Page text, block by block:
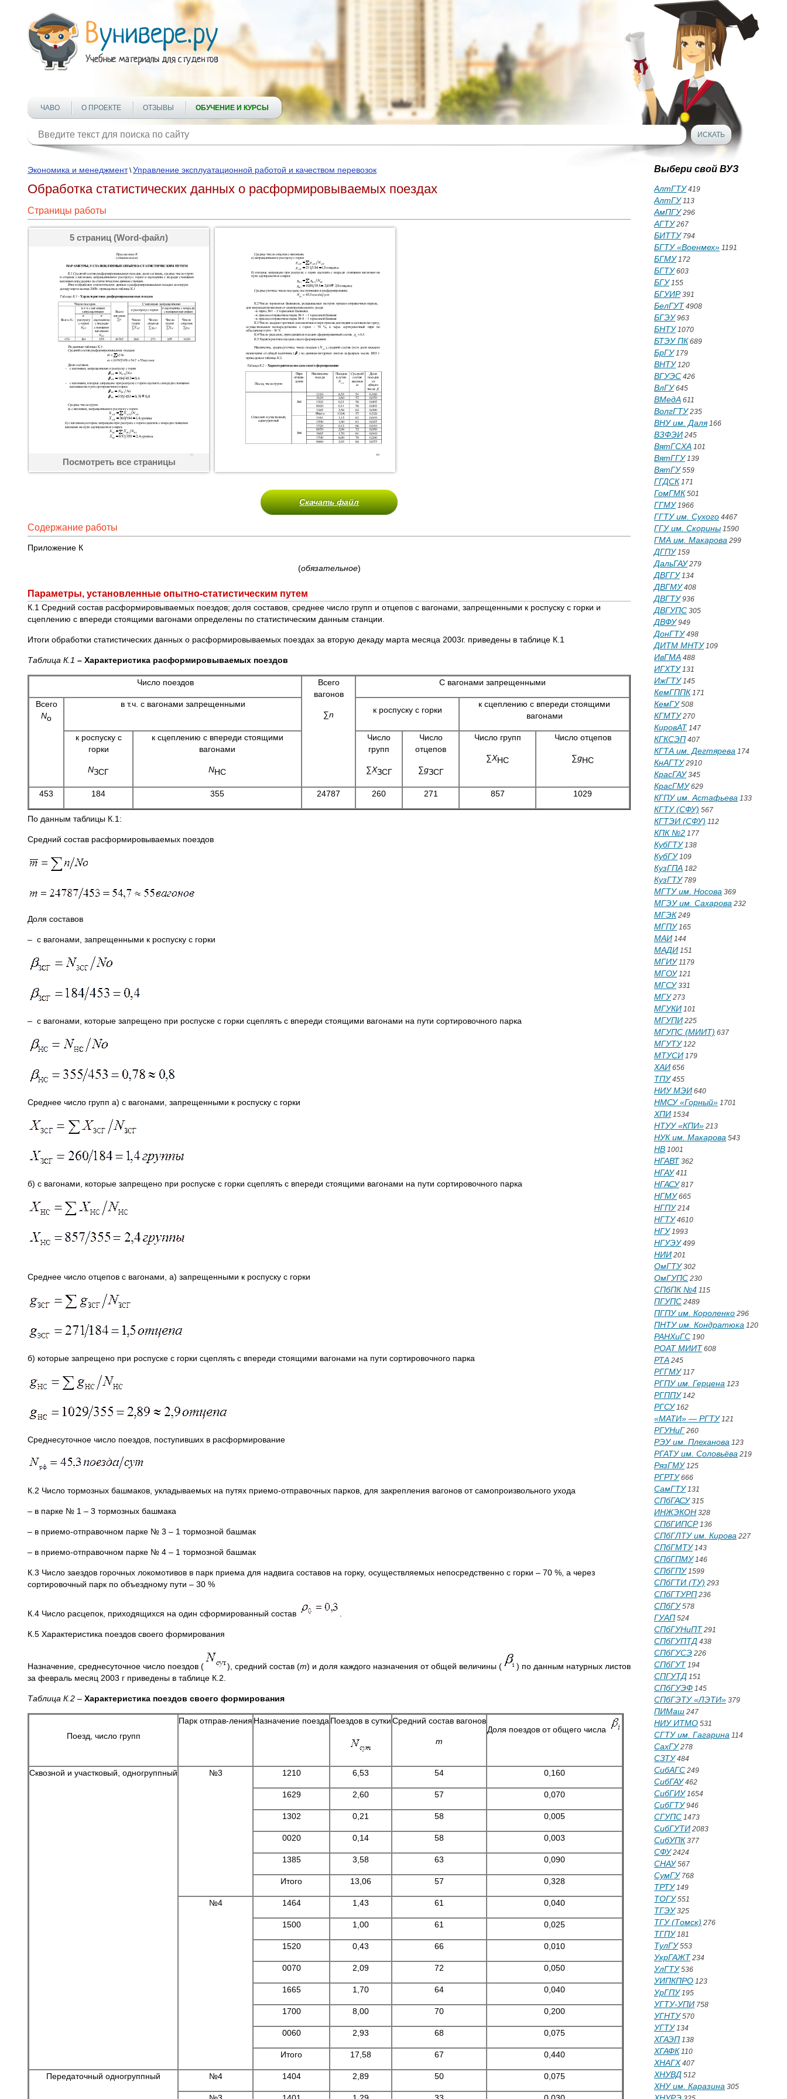
ЧАВО О ПРОЕКТЕ ОТЗЫВЫ ОБУЧЕНИЕ И КУРСЫ
Экономика и менеджмент\Управление эксплуатационной работой и качеством перевозок
Обработка статистических данных о расформировываемых поездах
Страницы работы
5 страниц (Word-файл)
Посмотреть все страницы
Скачать файл
Содержание работы
Приложение К
(обязательное)
Параметры, установленные опытно-статистическим путем
К.1 Средний состав расформировываемых поездов; доля составов, среднее число групп и отцепов с вагонами, запрещенными к роспуску с горки и
сцеплению с впереди стоящими вагонами определены по статистическим данным станции.
Итоги обработки статистических данных о расформировываемых поездах за вторую декаду марта месяца 2003г. приведены в таблице К.1
Таблица К.1 – Характеристика расформировываемых поездов
Число поездов
Всего
вагонов
∑n
С вагонами запрещенными
Всего
No
в т.ч. с вагонами запрещенными
к роспуску с горки
к сцеплению с впереди стоящими
вагонами
к роспуску с
горки
NЗСГ
к сцеплению с впереди стоящими
вагонами
NНС
Число
групп
∑ХЗСГ
Число
отцепов
∑gЗСГ
Число групп
∑ХНС
Число отцепов
∑gНС
453 184 355 24787 260 271 857 1029
По данным таблицы К.1:
Средний состав расформировываемых поездов
Доля составов
– с вагонами, запрещенными к роспуску с горки
– с вагонами, которые запрещено при роспуске с горки сцеплять с впереди стоящими вагонами на пути сортировочного парка
Среднее число групп а) с вагонами, запрещенными к роспуску с горки
б) с вагонами, которые запрещено при роспуске с горки сцеплять с впереди стоящими вагонами на пути сортировочного парка
Среднее число отцепов с вагонами, а) запрещенными к роспуску с горки
б) которые запрещено при роспуске с горки сцеплять с впереди стоящими вагонами на пути сортировочного парка
Среднесуточное число поездов, поступивших в расформирование
К.2 Число тормозных башмаков, укладываемых на путях приемо-отправочных парков, для закрепления вагонов от самопроизвольного ухода
– в парке № 1 – 3 тормозных башмака
– в приемо-отправочном парке № 3 – 1 тормозной башмак
– в приемо-отправочном парке № 4 – 1 тормозной башмак
К.3 Число заездов горочных локомотивов в парк приема для надвига составов на горку, осуществляемых непосредственно с горки – 70 %, а через
сортировочный парк по объездному пути – 30 %
К.4 Число расцепок, приходящихся на один сформированный состав
К.5 Характеристика поездов своего формирования
Назначение, среднесуточное число поездов ( ), средний состав (m) и доля каждого назначения от общей величины (
) по данным натурных листов
за февраль месяц 2003 г приведены в таблице К.2.
Таблица К.2 – Характеристика поездов своего формирования
Поезд, число групп
Парк отправ-ления Назначение поезда Поездов в суткиСредний состав вагонов
m
Доля поездов от общего числа
Сквозной и участковый, одногруппный №3 1210 6,53 54 0,160
1629 2,60 57 0,070
1302 0,21 58 0,005
0020 0,14 58 0,003
1385 3,58 63 0,090
Итого 13,06 57 0,328
№4 1464 1,43 61 0,040
1500 1,00 61 0,025
1520 0,43 66 0,010
0070 2,09 72 0,050
1665 1,70 64 0,040
1700 8,00 70 0,200
0060 2,93 68 0,075
Итого 17,58 67 0,440
Передаточный одногруппный №4 1404 2,89 50 0,075
Выбери свой ВУЗ
АлтГТУ419
АлтГУ113
АмПГУ296
АГТУ267
БИТТУ794
БГТУ «Военмех» 1191
БГМУ172
БГТУ603
БГУ155
БГУИР391
БелГУТ 4908
БГЭУ963
БНТУ1070
БТЭУ ПК 689
БрГУ179
ВНТУ120
ВГУЭС 426
ВлГУ645
ВМедА 611
ВолгГТУ235
ВНУ им. Даля166
ВЗФЭИ 245
ВятГСХА 101
ВятГГУ139
ВятГУ559
ГГДСК 171
ГомГМК 501
ГГМУ1966
ГГТУ им. Сухого 4467
ГГУ им. Скорины 1590
ГМА им. Макарова 299
ДГПУ159
ДальГАУ279
ДВГГУ134
ДВГМУ408
ДВГТУ936
ДВГУПС 305
ДВФУ949
ДонГТУ498
ДИТМ МНТУ109
ИвГМА 488
ИГХТУ131
ИжГТУ145
КемГППК 171
КемГУ508
КГМТУ270
КировАТ 147
КГКСЭП 407
КГТА им. Дегтярева 174
КнАГТУ2910
КрасГАУ345
КрасГМУ629
КГПУ им. Астафьева 133
КГТУ (СФУ) 567
КГТЭИ (СФУ) 112
КПК №2 177
КубГТУ138
КубГУ109
КузГПА 182
КузГТУ789
МГТУ им. Носова 369
МГЭУ им. Сахарова 232
МГЭК 249
МГПУ165
МАИ 144
МАДИ 151
МГИУ1179
МГОУ121
МГСУ331
МГУ273
МГУКИ 101
МГУПИ 225
МГУПС (МИИТ) 637
МГУТУ122
МТУСИ 179
ХАИ 656
ТПУ455
НИУ МЭИ 640
НМСУ «Горный» 1701
ХПИ 1534
НТУУ «КПИ» 213
НУК им. Макарова 543
НВ 1001
НГАВТ 362
НГАУ411
НГАСУ817
НГМУ665
НГПУ214
НГТУ4610
НГУ1993
НГУЭУ499
НИИ 201
ОмГТУ302
ОмГУПС 230
СПбПК №4 115
ПГУПС 2489
ПГПУ им. Короленко 296
ПНТУ им. Кондратюка 120
РАНХиГС 190
РОАТ МИИТ 608
РТА 245
РГГМУ117
РГПУ им. Герцена 123
РГППУ142
РГСУ162
«МАТИ» — РГТУ121
РГУНиГ 260
РЭУ им. Плеханова 123
РГАТУ им. Соловьёва 219
РязГМУ125
РГРТУ666
СамГТУ131
СПбГАСУ315
ИНЖЭКОН 328
СПбГИПСР136
СПбГЛТУ им. Кирова 227
СПбГМТУ143
СПбГПМУ146
СПбГПУ1599
СПбГТИ (ТУ) 293
СПбГТУРП 236
СПбГУ578
ГУАП 524
СПбГУНиПТ 291
СПбГУПТД 438
СПбГУСЭ 226
СПбГУТ 194
СПГУТД 151
СПбГУЭФ 145
СПбГЭТУ «ЛЭТИ» 379
ПИМаш 247
НИУ ИТМО 531
СГТУ им. Гагарина 114
СахГУ278
СЗТУ484
СибАГС 249
СибГАУ462
СибГИУ1654
СибГТУ946
СГУПС 1473
СибГУТИ 2083
СибУПК 377
СФУ2424
СНАУ567
СумГУ768
ТРТУ149
ТОГУ551
ТГЭУ325
ТГУ (Томск) 276
ТГПУ181
ТулГУ553
УкрГАЖТ 234
УлГТУ536
УИПКПРО 123
УрГПУ195
УГТУ-УПИ 758
УГНТУ570
УГТУ134
ХГАЭП 138
ХГАФК 110
ХНАГХ 407
ХНУВД 512
ХНУ им. Каразина 305